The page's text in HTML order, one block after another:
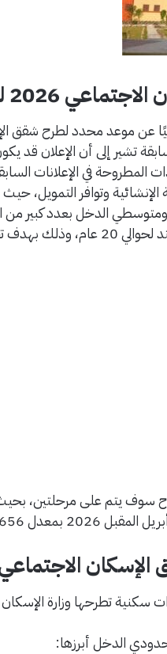
لمحدودي الدخل
المطروحة في الإعلانات
الإنشائية وتوافر
الدخل بعدد كبير من
على المواطنين.
2026 لمحدودي
تطرحها وزارة
الدخل أبرزها: